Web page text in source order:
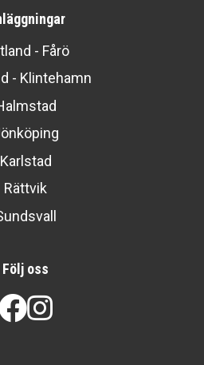
- Fårö
- Klintehamn
Karlstad
Rättvik
Följ oss
Facebook
Instagram